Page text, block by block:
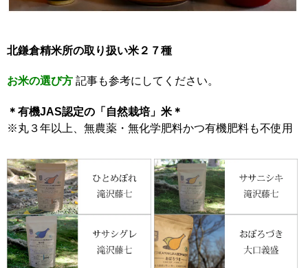
北鎌倉精米所の取り扱い米２７種
お米の選び方 記事も参考にしてください。
＊有機JAS認定の「自然栽培」米＊
※丸３年以上、無農薬・無化学肥料かつ有機肥料も不使用